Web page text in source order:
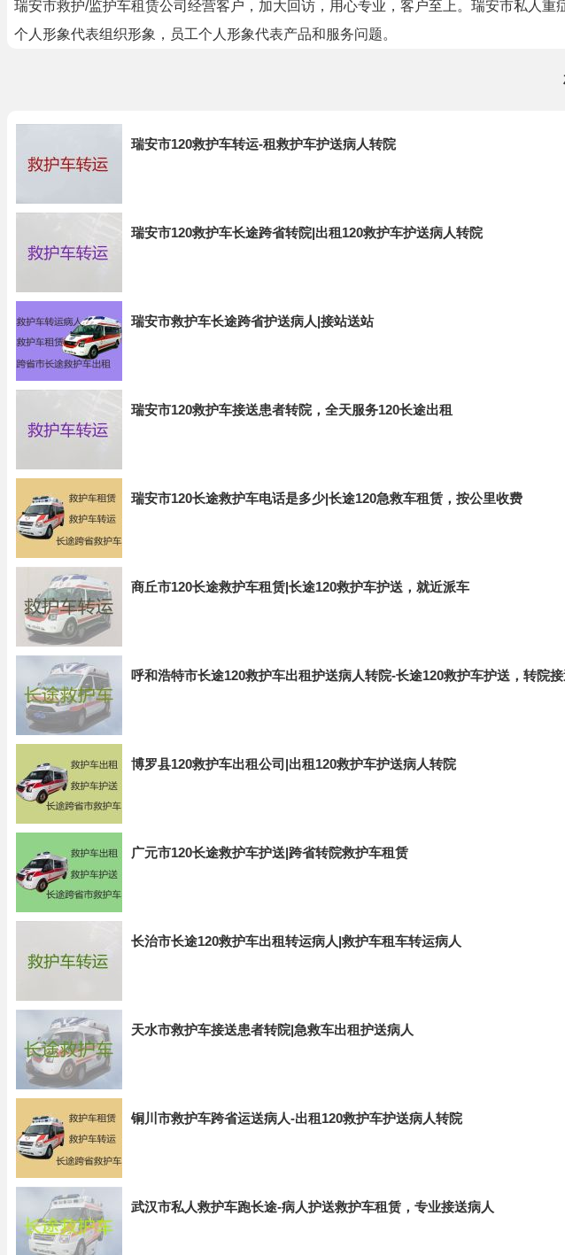
瑞安市救护/监护车租赁公司经营客户，加大回访，用心专业，客户至上。瑞安市私人
个人形象代表组织形象，员工个人形象代表产品和服务问题。
瑞安市120救护车转运-租救护车护送病人转院
瑞安市120救护车长途跨省转院|出租120救护车护送病人转院
瑞安市救护车长途跨省护送病人|接站送站
瑞安市120救护车接送患者转院，全天服务120长途出租
瑞安市120长途救护车电话是多少|长途120急救车租赁，按公里收费
商丘市120长途救护车租赁|长途120救护车护送，就近派车
呼和浩特市长途120救护车出租护送病人转院-长途120救护车护送，转院接
博罗县120救护车出租公司|出租120救护车护送病人转院
广元市120长途救护车护送|跨省转院救护车租赁
长治市长途120救护车出租转运病人|救护车租车转运病人
天水市救护车接送患者转院|急救车出租护送病人
铜川市救护车跨省运送病人-出租120救护车护送病人转院
武汉市私人救护车跑长途-病人护送救护车租赁，专业接送病人